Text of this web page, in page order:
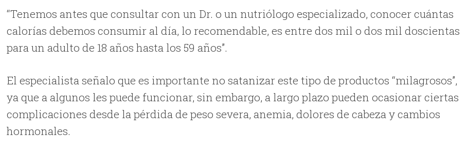
“Tenemos antes que consultar con un Dr. o un nutriólogo especializado, conocer cuántas
calorías debemos consumir al día, lo recomendable, es entre dos mil o dos mil doscientas
para un adulto de 18 años hasta los 59 años”.
El especialista señalo que es importante no satanizar este tipo de productos “milagrosos”,
ya que a algunos les puede funcionar, sin embargo, a largo plazo pueden ocasionar ciertas
complicaciones desde la pérdida de peso severa, anemia, dolores de cabeza y cambios
hormonales.